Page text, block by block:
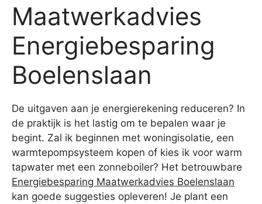
Maatwerkadvies
Energiebesparing
Boelenslaan
De uitgaven aan je energierekening reduceren? In
de praktijk is het lastig om te bepalen waar je
begint. Zal ik beginnen met woningisolatie, een
warmtepompsysteem kopen of kies ik voor warm
tapwater met een zonneboiler? Het betrouwbare
Energiebesparing Maatwerkadvies Boelenslaan
kan goede suggesties opleveren! Je plant een